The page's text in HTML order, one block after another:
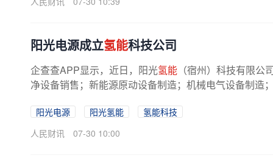
阳光电源成立氢能科技公司
企查查APP显示，近日，阳光氢能 （宿州）科技有限
净设备销售；新能源原动设备制造；机械电气设备制造
阳光电源 阳光氢能
氢能科技
人民财讯
07-30 10:00